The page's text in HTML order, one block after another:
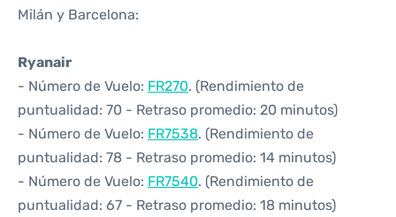
Milán y Barcelona:
Ryanair
- Número de Vuelo: FR270. (Rendimiento de
puntualidad: 70 - Retraso promedio: 20 minutos)
- Número de Vuelo: FR7538. (Rendimiento de
puntualidad: 78 - Retraso promedio: 14 minutos)
- Número de Vuelo: FR7540. (Rendimiento de
puntualidad: 67 - Retraso promedio: 18 minutos)